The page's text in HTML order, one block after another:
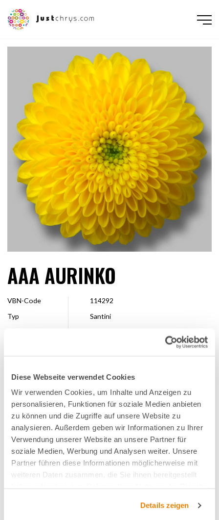
Diese Webseite verwendet Cookies
Wir verwenden Cookies, um Inhalte und Anzeigen zu
personalisieren, Funktionen für soziale Medien anbieten
zu können und die Zugriffe auf unsere Website zu
analysieren. Außerdem geben wir Informationen zu Ihrer
Verwendung unserer Website an unsere Partner für
soziale Medien, Werbung und Analysen weiter. Unsere
Partner führen diese Informationen möglicherweise mit
weiteren Daten zusammen, die Sie ihnen bereitgestellt
Details zeigen
ENGLISH NEDERLANDS DEUTSCH FRANÇAIS РУССКИЙ
AAA AURINKO
VBN-Code
114292
Typ
Santini
Veredler
Dekker Chrysanten
Erhältlich
Ganze Saison
FAVORITE